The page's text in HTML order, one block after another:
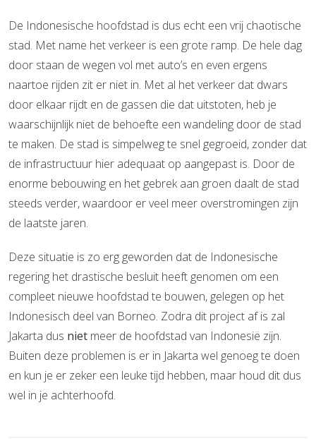
De Indonesische hoofdstad is dus echt een vrij chaotische
stad. Met name het verkeer is een grote ramp. De hele dag
door staan de wegen vol met auto’s en even ergens
naartoe rijden zit er niet in. Met al het verkeer dat dwars
door elkaar rijdt en de gassen die dat uitstoten, heb je
waarschijnlijk niet de behoefte een wandeling door de stad
te maken. De stad is simpelweg te snel gegroeid, zonder dat
de infrastructuur hier adequaat op aangepast is. Door de
enorme bebouwing en het gebrek aan groen daalt de stad
steeds verder, waardoor er veel meer overstromingen zijn
de laatste jaren.
Deze situatie is zo erg geworden dat de Indonesische
regering het drastische besluit heeft genomen om een
compleet nieuwe hoofdstad te bouwen, gelegen op het
Indonesisch deel van Borneo. Zodra dit project af is zal
Jakarta dus niet meer de hoofdstad van Indonesië zijn.
Buiten deze problemen is er in Jakarta wel genoeg te doen
en kun je er zeker een leuke tijd hebben, maar houd dit dus
wel in je achterhoofd.